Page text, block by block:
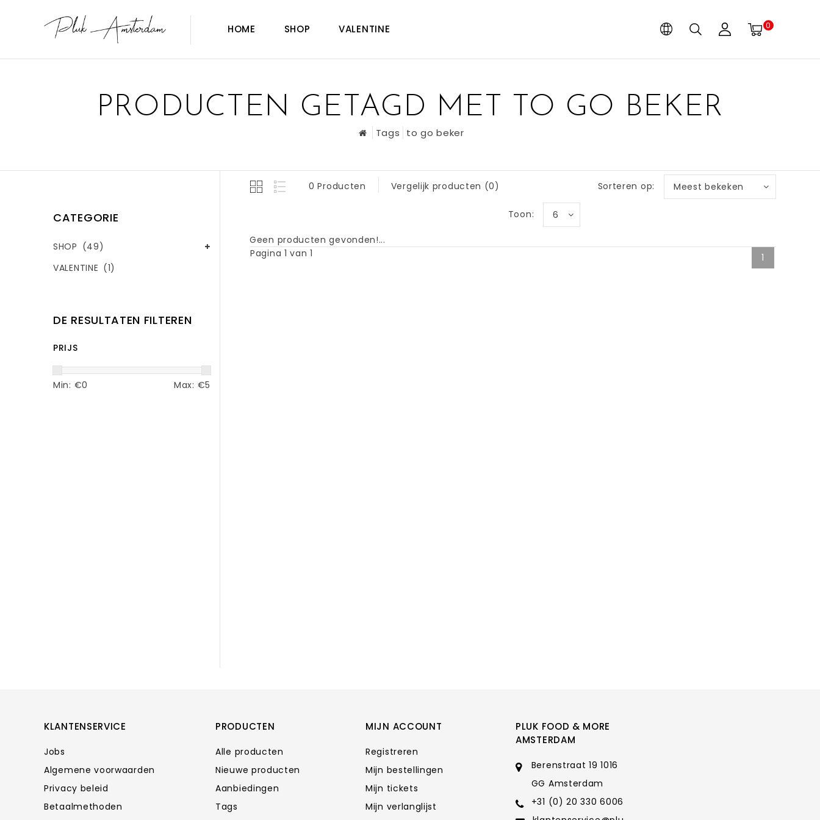
HOME SHOP VALENTINE 0
PRODUCTEN GETAGD MET TO GO BEKER
Tags to go beker
CATEGORIE
SHOP (49)
VALENTINE (1)
DE RESULTATEN FILTEREN
PRIJS
Min: €0 Max: €5
0 Producten Vergelijk producten (0) Sorteren op: Meest bekeken
Toon: 6
Geen producten gevonden!...
Pagina 1 van 1
1
KLANTENSERVICE
Jobs
Algemene voorwaarden
Privacy beleid
Betaalmethoden
PRODUCTEN
Alle producten
Nieuwe producten
Aanbiedingen
Tags
MIJN ACCOUNT
Registreren
Mijn bestellingen
Mijn tickets
Mijn verlanglijst
PLUK FOOD & MORE
AMSTERDAM
Berenstraat 19 1016
GG Amsterdam
+31 (0) 20 330 6006